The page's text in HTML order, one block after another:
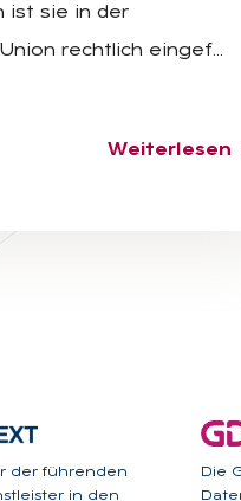
ist sie in der
rechtlich eingef…
Weiterlesen
der führenden
in den
Die